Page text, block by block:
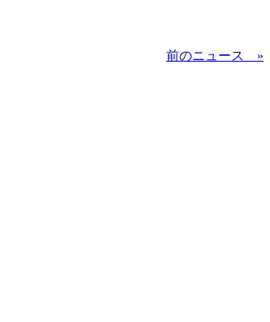
前のニュース »